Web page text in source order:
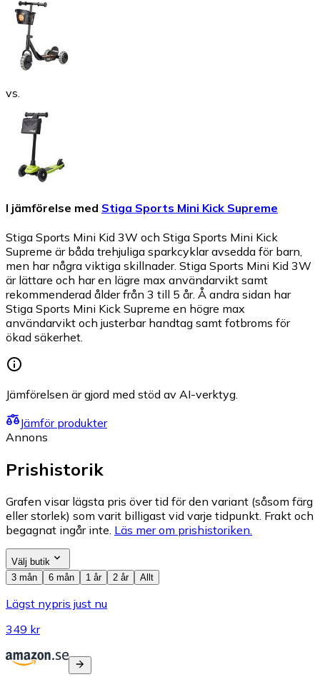
vs.
I jämförelse med Stiga Sports Mini Kick Supreme
Stiga Sports Mini Kid 3W och Stiga Sports Mini Kick
Supreme är båda trehjuliga sparkcyklar avsedda för barn,
men har några viktiga skillnader. Stiga Sports Mini Kid 3W
är lättare och har en lägre max användarvikt samt
rekommenderad ålder från 3 till 5 år. Å andra sidan har
Stiga Sports Mini Kick Supreme en högre max
användarvikt och justerbar handtag samt fotbroms för
ökad säkerhet.
Jämförelsen är gjord med stöd av AI-verktyg.
Jämför produkter
Annons
Prishistorik
Grafen visar lägsta pris över tid för den variant (såsom färg
eller storlek) som varit billigast vid varje tidpunkt. Frakt och
begagnat ingår inte. Läs mer om prishistoriken.
Välj butik
3 mån
6 mån 1 år 2 år Allt
Lägst nypris just nu
349 kr